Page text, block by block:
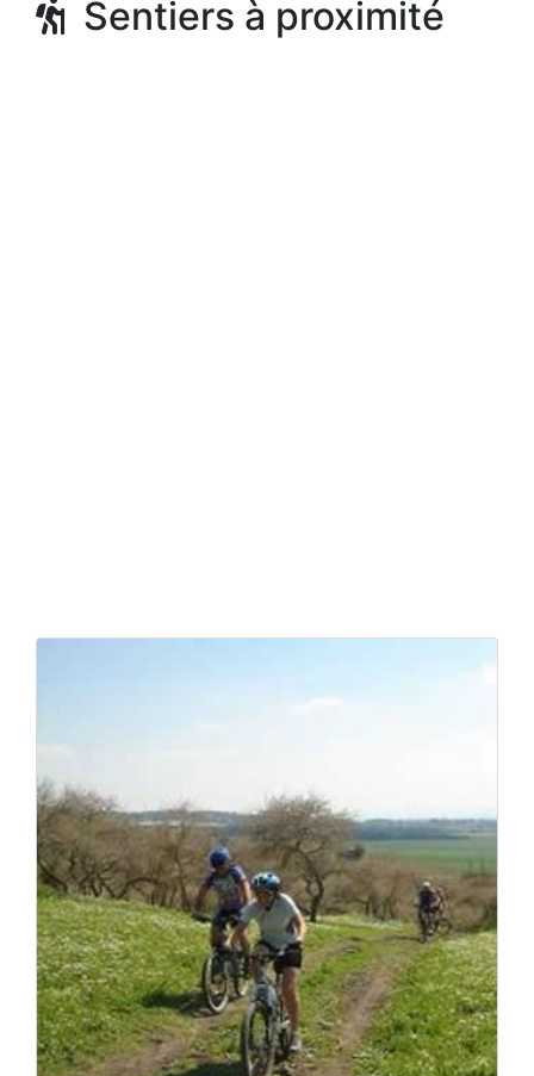
Sentiers à proximité